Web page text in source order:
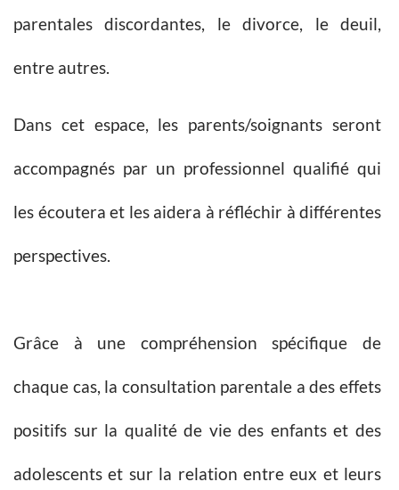
parentales discordantes, le divorce, le deuil,
entre autres.
Dans cet espace, les parents/soignants seront
accompagnés par un professionnel qualifié qui
les écoutera et les aidera à réfléchir à différentes
perspectives.
Grâce à une compréhension spécifique de
chaque cas, la consultation parentale a des effets
positifs sur la qualité de vie des enfants et des
adolescents et sur la relation entre eux et leurs